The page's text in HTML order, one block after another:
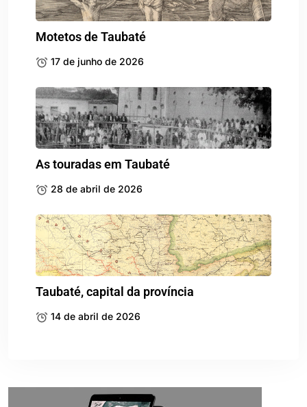
Motetos de Taubaté
17 de junho de 2026
As touradas em Taubaté
28 de abril de 2026
Taubaté, capital da província
14 de abril de 2026